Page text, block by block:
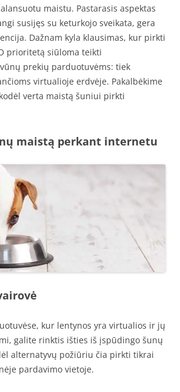
maistu. Pastarasis aspektas
susijęs su keturkojo sveikata, gera
Dažnam kyla klausimas, kur pirkti
prioritetą siūloma teikti
prekių parduotuvėms: tiek
virtualioje erdvėje. Pakalbėkime
verta maistą šuniui pirkti
maistą perkant internetu
kur lentynos yra virtualios ir jų
galite rinktis išties iš įspūdingo šunų
alternatyvų požiūriu čia pirkti tikrai
pardavimo vietoje.